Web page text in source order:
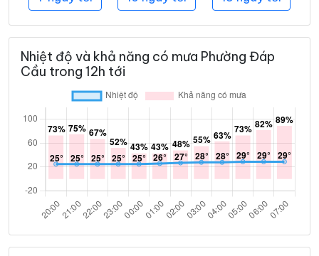
Nhiệt độ và khả năng có mưa Phường Đáp
Cầu trong 12h tới